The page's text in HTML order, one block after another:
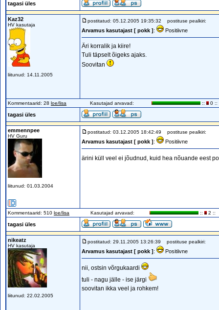
tagasi üles
Kaz32
HV kasutaja
liitunud: 14.11.2005
postitatud: 05.12.2005 19:35:32 postituse pealkiri:
Arvamus kasutajast [ pokk ]: Positiivne
Äri korralik ja kiire!
Tuli täpselt õigeks ajaks.
Soovitan
Kommentaarid: 28 loe/lisa Kasutajad arvavad: :: 0 ::
tagasi üles
emmennpee
HV Guru
liitunud: 01.03.2004
postitatud: 03.12.2005 18:42:49 postituse pealkiri:
Arvamus kasutajast [ pokk ]: Positiivne
ärini küll veel ei jõudnud, kuid hea nõuande eest
Kommentaarid: 510 loe/lisa Kasutajad arvavad: :: 2 ::
tagasi üles
nikeatz
HV kasutaja
liitunud: 22.02.2005
postitatud: 29.11.2005 13:26:39 postituse pealkiri:
Arvamus kasutajast [ pokk ]: Positiivne
nii, ostsin võrgukaardi
tuli - nagu jälle - ise järgi
soovitan ikka veel ja rohkem!